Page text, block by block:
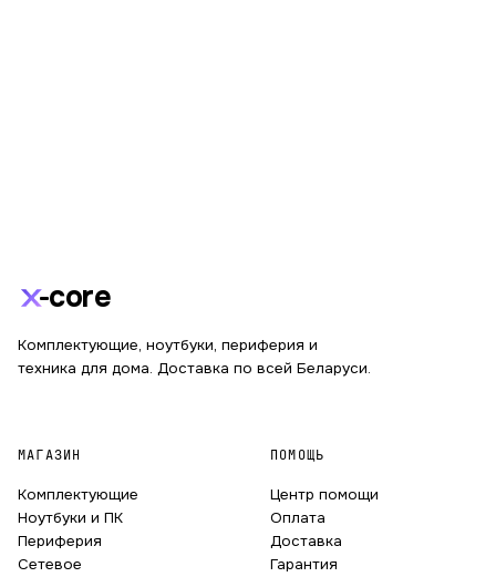
core
Комплектующие, ноутбуки, периферия и
техника для дома. Доставка по всей Беларуси.
МАГАЗИН
Комплектующие
Ноутбуки и ПК
Периферия
Сетевое
ПОМОЩЬ
Центр помощи
Оплата
Доставка
Гарантия